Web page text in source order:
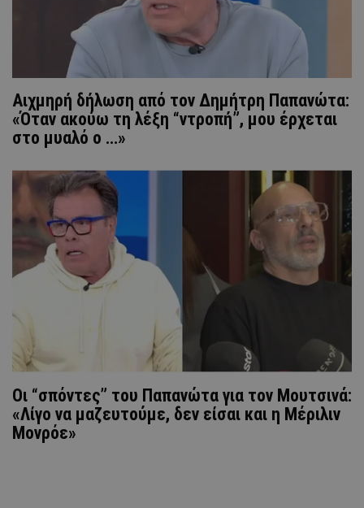
Αιχμηρή δήλωση από τον Δημήτρη Παπανώτα:
«Όταν ακούω τη λέξη “ντροπή”, μου έρχεται
στο μυαλό ο …»
Οι “σπόντες” του Παπανώτα για τον Μουτσινά:
«Λίγο να μαζευτούμε, δεν είσαι και η Μέριλιν
Μονρόε»